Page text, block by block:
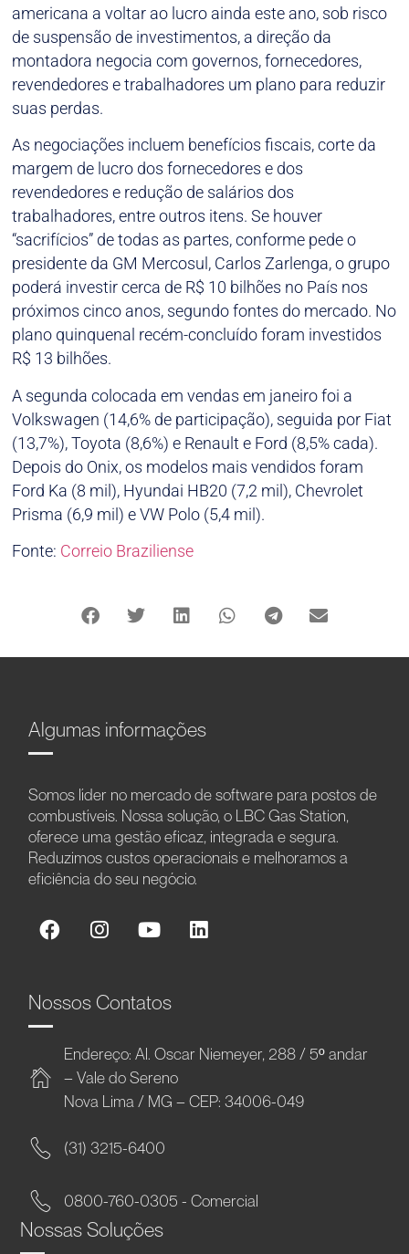
americana a voltar ao lucro ainda este ano, sob risco
de suspensão de investimentos, a direção da
montadora negocia com governos, fornecedores,
revendedores e trabalhadores um plano para reduzir
suas perdas.
As negociações incluem benefícios fiscais, corte da
margem de lucro dos fornecedores e dos
revendedores e redução de salários dos
trabalhadores, entre outros itens. Se houver
“sacrifícios” de todas as partes, conforme pede o
presidente da GM Mercosul, Carlos Zarlenga, o grupo
poderá investir cerca de R$ 10 bilhões no País nos
próximos cinco anos, segundo fontes do mercado. No
plano quinquenal recém-concluído foram investidos
R$ 13 bilhões.
A segunda colocada em vendas em janeiro foi a
Volkswagen (14,6% de participação), seguida por Fiat
(13,7%), Toyota (8,6%) e Renault e Ford (8,5% cada).
Depois do Onix, os modelos mais vendidos foram
Ford Ka (8 mil), Hyundai HB20 (7,2 mil), Chevrolet
Prisma (6,9 mil) e VW Polo (5,4 mil).
Fonte: Correio Braziliense
Algumas informações
Somos líder no mercado de software para postos de
combustíveis. Nossa solução, o LBC Gas Station,
oferece uma gestão eficaz, integrada e segura.
Reduzimos custos operacionais e melhoramos a
eficiência do seu negócio.
Nossos Contatos
Endereço: Al. Oscar Niemeyer, 288 / 5º andar
– Vale do Sereno
Nova Lima / MG – CEP: 34006-049
(31) 3215-6400
0800-760-0305 - Comercial
Nossas Soluções